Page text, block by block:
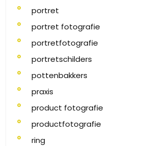
portret
portret fotografie
portretfotografie
portretschilders
pottenbakkers
praxis
product fotografie
productfotografie
ring